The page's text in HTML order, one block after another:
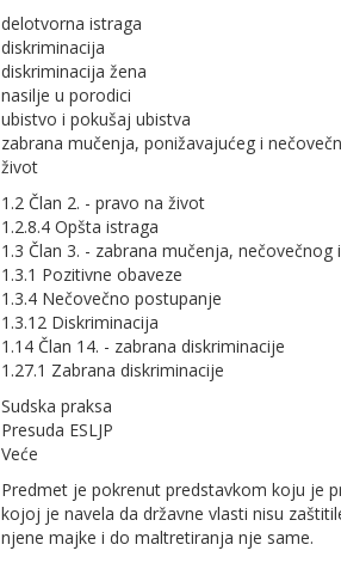
delotvorna istraga
diskriminacija
diskriminacija žena
nasilje u porodici
ubistvo i pokušaj ubistva
zabrana mučenja, ponižavajućeg i
život
1.2 Član 2. - pravo na život
1.2.8.4 Opšta istraga
1.3 Član 3. - zabrana mučenja,
1.3.1 Pozitivne obaveze
1.3.4 Nečovečno postupanje
1.3.12 Diskriminacija
1.14 Član 14. - zabrana diskriminacije
1.27.1 Zabrana diskriminacije
Sudska praksa
Presuda ESLJP
Veće
Predmet je pokrenut predstavkom koju je
kojoj je navela da državne vlasti nisu
njene majke i do maltretiranja nje same.